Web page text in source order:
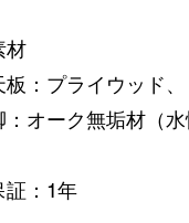
材
板：プライウッド
：オーク無垢材（水
証：1年